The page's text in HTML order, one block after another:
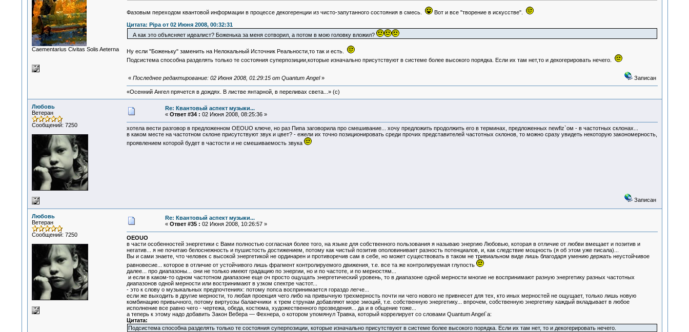
Сaementarius Civitas Solis Aeterna
Фазовым переходом квантовой информации в процессе декогеренции из чисто-запутанного состояния в смесь.
Вот и все "творение в искусстве".
Цитата: Pipa от 02 Июня 2008, 00:32:31
А как это объясняет идеалист? Боженька за меня сотворил, а потом в мою головку вложил?
Ну если "Боженьку" заменить на Нелокальный Источник Реальности,то так и есть.
Подсистема способна разделять только те состояния суперпозиции,которые изначально присутствуют в системе более высокого порядка. Если их там нет,то и декогерировать нечего.
« Последнее редактирование: 02 Июня 2008, 01:29:15 от Quantum Angel» Записан
«Осенний Ангел прячется в дождях. В листве янтарной, в переливах света...» (c)
Любовь
Ветеран
Сообщений: 7250
Re: Квантовый аспект музыки...
« Ответ #34 : 02 Июня 2008, 08:25:36 »
хотела вести разговор в предложенном OEOUO ключе, но раз Пипа заговорила про смешивание... хочу предложить продолжить его в терминах, предложенных newfiz`ом - в частотных склонах...
в каком месте на частотном склоне присутствуют звук и цвет? - ежели их точно позиционировать среди прочих представителей частотных склонов, то можно сразу увидеть некоторую закономерность,
проявлением которой будет в частости и не смешиваемость звука
Записан
Любовь
Ветеран
Сообщений: 7250
Re: Квантовый аспект музыки...
« Ответ #35 : 02 Июня 2008, 10:26:57 »
OEOUO
в части особенностей энергетики с Вами полностью согласная более того, на языке для собственного пользования я называю энергию Любовью, которая в отличие от любви вмещает и позитив и
негатив... я не почитаю белоснежность и пушистость достижением, потому как чистый позитив ополовинивает разность потенциалов, и, как следствие мощность (я об этом уже писала)...
Вы и сами знаете, что человек с высокой энергетикой не ординарен и противоречив сам в себе, но может существовать в таком не тривиальном виде лишь благодаря умению держать неустойчивое
равновесие... которое в отличие от устойчивого лишь фрагмент контролируемого движения, т.е. все та же контролируемая глупость
далее... про диапазоны... они не только имеют градацию по энергии, но и по частоте, и по мерностям...
и если в каком-то одном частотном диапазоне еще оч просто ощущать энергетический уровень, то в диапазоне одной мерности многие не воспринимают разную энергетику разных частотных
диапазонов одной мерности или востринимают в узком спектре частот...
- это к слову о музыкальных предпочтениях: потому попса воспринимается гораздо легче...
если же выходить в другие мерности, то любая проекция чего либо на привычную трехмерность почти ни чего нового не привнесет для тех, кто иных мерностей не ощущает, только лишь новую
комбинацию привычного, потому виртуозы балаечники к трем струнам добавляют море эмоций, т.е. собственную энергетику... впрочем, собственную энергетику каждый вкладывает в любое
исполнение все равно чего - чертежа, обеда, костюма, художественного прозведения... да и в общение тоже...
а теперь к этому надо добавить Закон Вебера — Фехнера, о котором упомянул Травка, который коррелирует со словами Quantum Angel`а:
Цитата:
Подсистема способна разделять только те состояния суперпозиции, которые изначально присутствуют в системе более высокого порядка. Если их там нет, то и декогерировать нечего.